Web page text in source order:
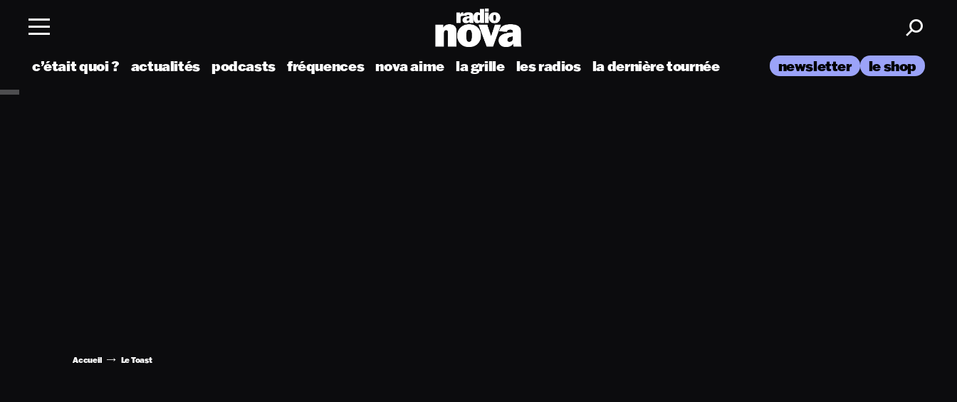
c’était quoi ? actualités podcasts fréquences nova aime la grille les radios la dernière tournée newsletter le shop
Accueil Le Toast